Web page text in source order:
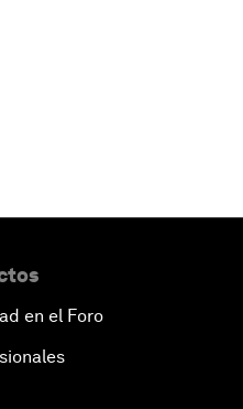
en el Foro